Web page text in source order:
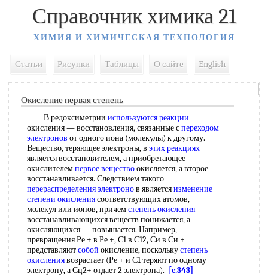
Справочник химика 21
ХИМИЯ И ХИМИЧЕСКАЯ ТЕХНОЛОГИЯ
Статьи Рисунки Таблицы О сайте English
Окисление первая степень
В редоксиметрии используются реакции
окисления — восстановления, связанные спереходом
электронов от одного иона (молекулы) к другому.
Вещество, теряющее электроны, в этих реакциях
является восстановителем, а приобретающее —
окислителемпервое веществоокисляется, а второе —
восстанавливается. Следствием такого
перераспределения электронов являетсяизменение
степени окислениясоответствующих атомов,
молекул или ионов, причемстепень окисления
восстанавливающихся веществ понижается, а
окисляющихся — повышается. Например,
превращения Ре + в Ре +, С1 в С12, Си в Си +
представляютсобой окисление, посколькустепень
окислениявозрастает (Ре + и С1 теряют по одному
электрону, а Сц2+ отдает 2 электрона).
[c.343]